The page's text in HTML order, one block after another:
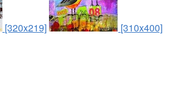
[320x219] [310x400]